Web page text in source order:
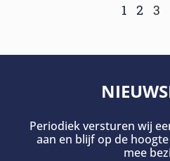
1 2 3
Periodiek versturen wij
aan en blijf op de
mee